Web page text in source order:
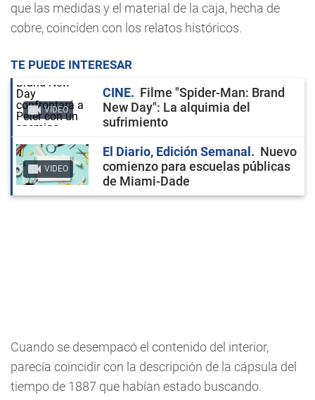
que las medidas y el material de la caja, hecha de
cobre, coinciden con los relatos históricos.
TE PUEDE INTERESAR
VIDEO
CINE
Filme "Spider-Man: Brand
New Day": La alquimia del
sufrimiento
VIDEO
El Diario, Edición Semanal
Nuevo
comienzo para escuelas públicas
de Miami-Dade
Cuando se desempacó el contenido del interior,
parecía coincidir con la descripción de la cápsula del
tiempo de 1887 que habían estado buscando.